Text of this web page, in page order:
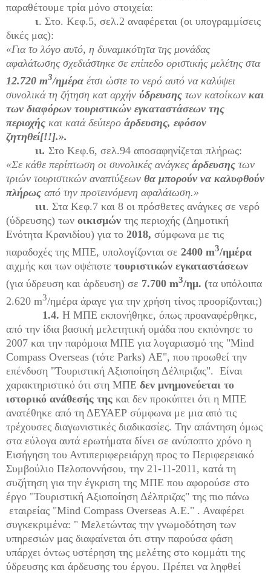
παραθέτουμε τρία μόνο στοιχεία:
ι. Στο. Κεφ.5, σελ.2 αναφέρεται (οι υπογραμμίσεις
δικές μας):
«Για το λόγο αυτό, η δυναμικότητα της μονάδας
αφαλάτωσης σχεδιάστηκε σε επίπεδο οριστικής μελέτης στα
12.720 m3/ημέρα έτσι ώστε το νερό αυτό να καλύψει
συνολικά τη ζήτηση κατ αρχήν ύδρευσης των κατοίκων και
των διαφόρων τουριστικών εγκαταστάσεων της
περιοχής και κατά δεύτερο άρδευσης, εφόσον
ζητηθεί[!!].».
ιι. Στο Κεφ.6, σελ.94 αποσαφηνίζεται πλήρως:
«Σε κάθε περίπτωση οι συνολικές ανάγκες άρδευσης των
τριών τουριστικών αναπτύξεων θα μπορούν να καλυφθούν
πλήρως από την προτεινόμενη αφαλάτωση.»
ιιι. Στα Κεφ.7 και 8 οι πρόσθετες ανάγκες σε νερό
(ύδρευσης) των οικισμών της περιοχής (Δημοτική
Ενότητα Κρανιδίου) για το 2018, σύμφωνα με τις
παραδοχές της ΜΠΕ, υπολογίζονται σε 2400 m3/ημέρα
αιχμής και των οψέποτε τουριστικών εγκαταστάσεων
(για ύδρευση και άρδευση) σε 7.700 m3/ημ. (τα υπόλοιπα
2.620 m3/ημέρα άραγε για την χρήση τίνος προορίζονται;)
1.4. Η ΜΠΕ εκπονήθηκε, όπως προαναφέρθηκε,
από την ίδια βασική μελετητική ομάδα που εκπόνησε το
2007 και την παρόμοια ΜΠΕ για λογαριασμό της "Mind
Compass Overseas (τότε Parks) ΑΕ", που προωθεί την
επένδυση "Τουριστική Αξιοποίηση Δέλπριζας". Είναι
χαρακτηριστικό ότι στη ΜΠΕ δεν μνημονεύεται το
ιστορικό ανάθεσής της και δεν προκύπτει ότι η ΜΠΕ
ανατέθηκε από τη ΔΕΥΑΕΡ σύμφωνα με μια από τις
τρέχουσες διαγωνιστικές διαδικασίες. Την απάντηση όμως
στα εύλογα αυτά ερωτήματα δίνει σε ανύποπτο χρόνο η
Εισήγηση του Αντιπεριφερειάρχη προς το Περιφερειακό
Συμβούλιο Πελοποννήσου, την 21-11-2011, κατά τη
συζήτηση για την έγκριση της ΜΠΕ που αφορούσε στο
έργο "Τουριστική Αξιοποίηση Δέλπριζας" της πιο πάνω
εταιρείας "Mind Compass Overseas Α.Ε." . Αναφέρει
συγκεκριμένα: " Μελετώντας την γνωμοδότηση των
υπηρεσιών μας διαφαίνεται ότι στην παρούσα φάση
υπάρχει όντως υστέρηση της μελέτης στο κομμάτι της
ύδρευσης και άρδευσης του έργου. Πρέπει να ληφθεί